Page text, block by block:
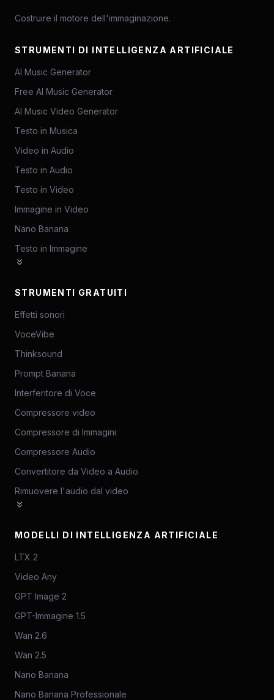
Costruire il motore dell'immaginazione.
STRUMENTI DI INTELLIGENZA ARTIFICIALE
AI Music Generator
Free AI Music Generator
AI Music Video Generator
Testo in Musica
Video in Audio
Testo in Audio
Testo in Video
Immagine in Video
Nano Banana
Testo in Immagine
STRUMENTI GRATUITI
Effetti sonori
VoceVibe
Thinksound
Prompt Banana
Interferitore di Voce
Compressore video
Compressore di Immagini
Compressore Audio
Convertitore da Video a Audio
Rimuovere l'audio dal video
MODELLI DI INTELLIGENZA ARTIFICIALE
LTX 2
Video Any
GPT Image 2
GPT-Immagine 1.5
Wan 2.6
Wan 2.5
Nano Banana
Nano Banana Professionale